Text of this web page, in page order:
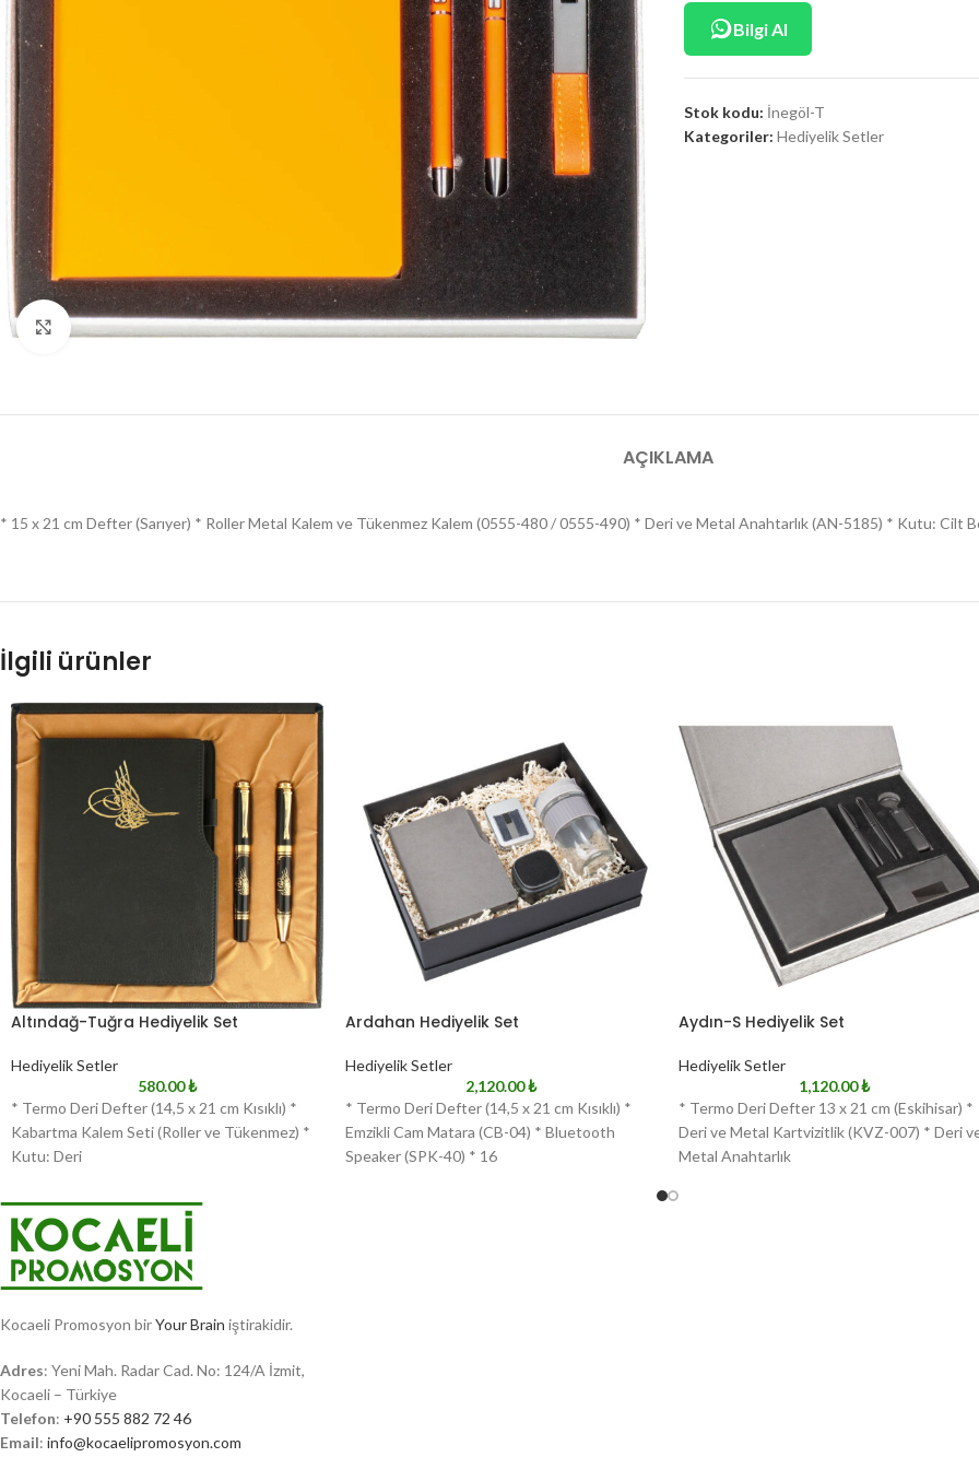
Click to enlarge
Bilgi Al
Stok kodu: İnegöl-T
Kategoriler: Hediyelik Setler
AÇIKLAMA
* 15 x 21 cm Defter (Sarıyer) * Roller Metal Kalem ve Tükenmez Kalem (0555-480 / 0555-490) * Deri ve Metal Anahtarlık (AN-5185) * Kutu: Cilt
İlgili ürünler
Altındağ-Tuğra Hediyelik Set
Hediyelik Setler
580.00₺
* Termo Deri Defter (14,5 x 21 cm Kısıklı) *
Kabartma Kalem Seti (Roller ve Tükenmez) *
Kutu: Deri
Ardahan Hediyelik Set
Hediyelik Setler
2,120.00₺
* Termo Deri Defter (14,5 x 21 cm Kısıklı) *
Emzikli Cam Matara (CB-04) * Bluetooth
Speaker (SPK-40) * 16
Aydın-S Hediyelik Set
Hediyelik Setler
1,120.00₺
* Termo Deri Defter 13 x 21 cm (Eskihisar) *
Deri ve Metal Kartvizitlik (KVZ-007) * Deri
Metal Anahtarlık
Kocaeli Promosyon birYour Brain iştirakidir.
Adres: Yeni Mah. Radar Cad. No: 124/A İzmit,
Kocaeli – Türkiye
Telefon: +90 555 882 72 46
Email: info@kocaelipromosyon.com